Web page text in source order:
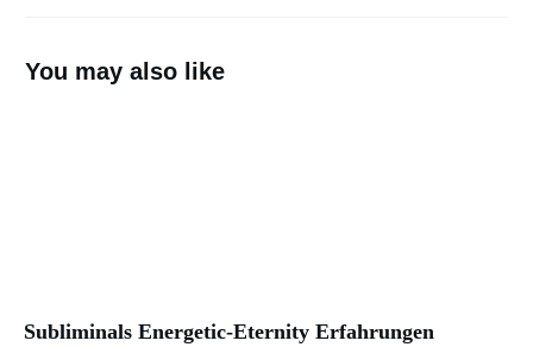
You may also like
Subliminals Energetic-Eternity Erfahrungen